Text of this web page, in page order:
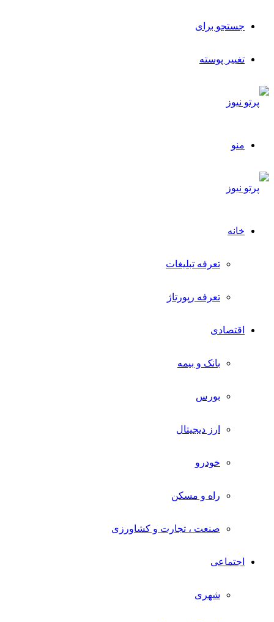
جستجو برای
تغییر پوسته
منو
خانه
تعرفه تبلیغات
تعرفه رپورتاژ
اقتصادی
بانک و بیمه
بورس
ارز دیجیتال
خودرو
راه و مسکن
صنعت ، تجارت و کشاورزی
اجتماعی
شهری